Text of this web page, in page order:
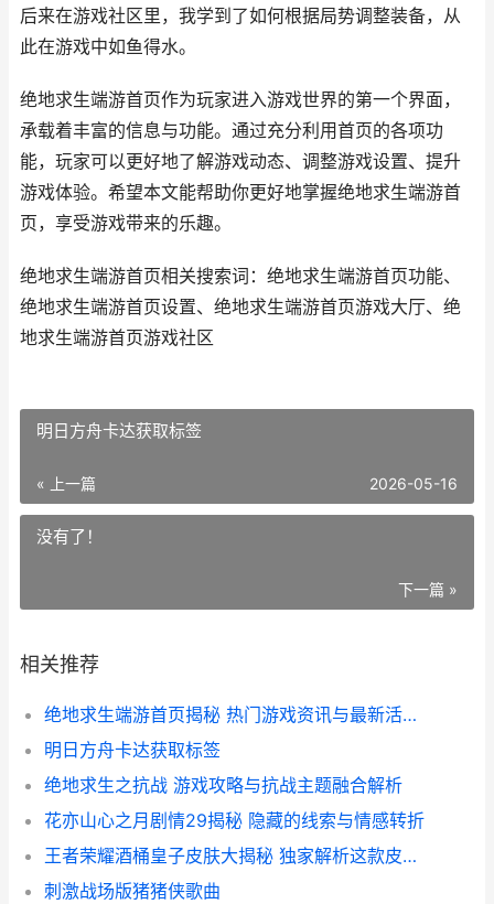
后来在游戏社区里，我学到了如何根据局势调整装备，从
此在游戏中如鱼得水。
绝地求生端游首页作为玩家进入游戏世界的第一个界面，
承载着丰富的信息与功能。通过充分利用首页的各项功
能，玩家可以更好地了解游戏动态、调整游戏设置、提升
游戏体验。希望本文能帮助你更好地掌握绝地求生端游首
页，享受游戏带来的乐趣。
绝地求生端游首页相关搜索词：绝地求生端游首页功能、
绝地求生端游首页设置、绝地求生端游首页游戏大厅、绝
地求生端游首页游戏社区
明日方舟卡达获取标签
« 上一篇 2026-05-16
没有了！
下一篇 »
相关推荐
绝地求生端游首页揭秘 热门游戏资讯与最新活动一览
明日方舟卡达获取标签
绝地求生之抗战 游戏攻略与抗战主题融合解析
花亦山心之月剧情29揭秘 隐藏的线索与情感转折
王者荣耀酒桶皇子皮肤大揭秘 独家解析这款皮肤的魅力与价格
刺激战场版猪猪侠歌曲